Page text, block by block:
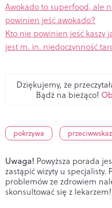
Awokado to superfood, ale
powinien jeść awokado?
Kto nie powinien jeść kaszy
jest m. in. niedoczynność
Dziękujemy, że
Bądź na bieżąco!
pokrzywa
Uwaga! Powyższa porada
zastąpić wizyty u specjalisty.
problemów ze zdrowiem
skonsultować się z lekarzem!